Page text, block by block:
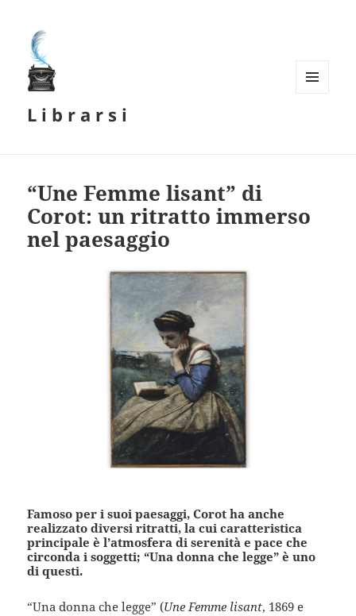
L i b r a r s i
“Une Femme lisant” di
Corot: un ritratto immerso
nel paesaggio
Famoso per i suoi paesaggi, Corot ha anche
realizzato diversi ritratti, la cui caratteristica
principale è l’atmosfera di serenità e pace che
circonda i soggetti; “Una donna che legge” è uno
di questi.
“Una donna che legge” (Une Femme lisant, 1869 e